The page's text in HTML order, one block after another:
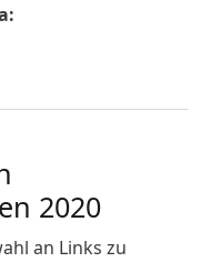
2020
an Links zu